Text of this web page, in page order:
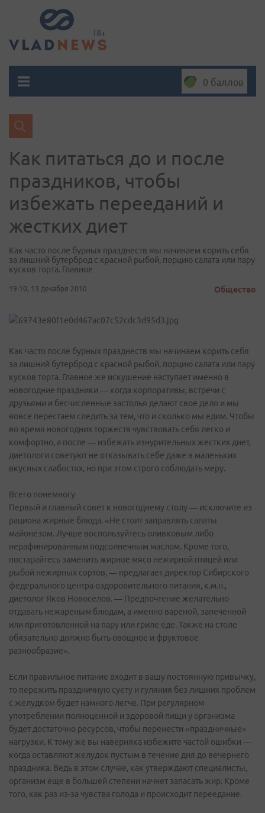
0 баллов
Как питаться до и после
праздников, чтобы
избежать перееданий и
жестких диет
Как часто после бурных празднеств мы начинаем корить себя
за лишний бутерброд с красной рыбой, порцию салата или пару
кусков торта. Главное
19:10, 13 декабря 2010 Общество
Как часто после бурных празднеств мы начинаем корить себя
за лишний бутерброд с красной рыбой, порцию салата или пару
кусков торта. Главное же искушение наступает именно в
новогодние праздники — когда корпоративы, встречи с
друзьями и бесчисленные застолья делают свое дело и мы
вовсе перестаем следить за тем, что и сколько мы едим. Чтобы
во время новогодних торжеств чувствовать себя легко и
комфортно, а после — избежать изнурительных жестких диет,
диетологи советуют не отказывать себе даже в маленьких
вкусных слабостях, но при этом строго соблюдать меру.
Всего понемногу
Первый и главный совет к новогоднему столу — исключите из
рациона жирные блюда. «Не стоит заправлять салаты
майонезом. Лучше воспользуйтесь оливковым либо
нерафинированным подсолнечным маслом. Кроме того,
постарайтесь заменить жирное мясо нежирной птицей или
рыбой нежирных сортов, — предлагает директор Сибирского
федерального центра оздоровительного питания, к.м.н.,
диетолог Яков Новоселов. — Предпочтение желательно
отдавать нежареным блюдам, а именно вареной, запеченной
или приготовленной на пару или гриле еде. Также на столе
обязательно должно быть овощное и фруктовое
разнообразие».
Если правильное питание входит в вашу постоянную привычку,
то пережить праздничную суету и гуляния без лишних проблем
с желудком будет намного легче. При регулярном
употреблении полноценной и здоровой пищи у организма
будет достаточно ресурсов, чтобы перенести «праздничные»
нагрузки. К тому же вы наверняка избежите частой ошибки —
когда оставляют желудок пустым в течение дня до вечернего
праздника. Ведь в этом случае, как утверждают специалисты,
организм еще в большей степени начнет запасать жир. Кроме
того, как раз из-за чувства голода и происходит переедание.